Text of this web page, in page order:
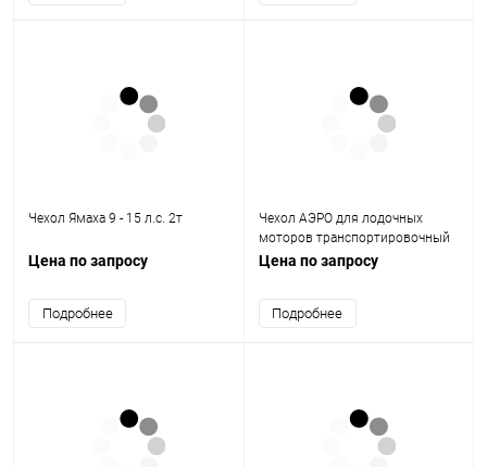
Чехол Ямаха 9 - 15 л.с. 2т
Цена по запросу
Подробнее
Чехол АЭРО для лодочных
моторов транспортировочный
№3 (60 - 90 л.с.)
Цена по запросу
Подробнее